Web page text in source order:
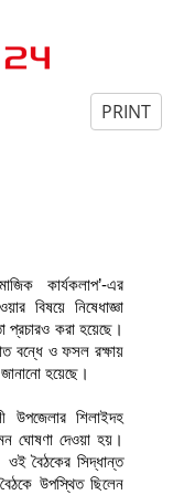
PRINT
কার্যকলাপ’-এর
বিষয়ে নিষেধাজ্ঞা
প্রচারও করা হয়েছে।
বন্ধে ও ফসল রক্ষায়
হয়েছে।
উপজেলার শিলাইদহ
ঘোষণা দেওয়া হয়।
বৈঠকের সিদ্ধান্ত
উপস্থিত ছিলেন